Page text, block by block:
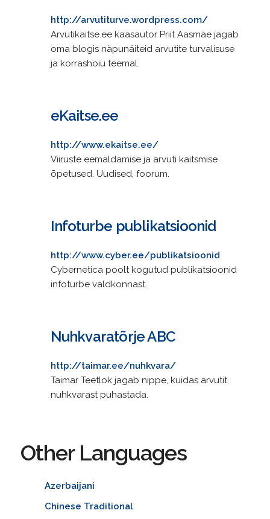
http://arvutiturve.wordpress.com/
Arvutikaitse.ee kaasautor Priit Aasmäe jagab
oma blogis näpunäiteid arvutite turvalisuse
ja korrashoiu teemal.
eKaitse.ee
http://www.ekaitse.ee/
Viiruste eemaldamise ja arvuti kaitsmise
õpetused. Uudised, foorum.
Infoturbe publikatsioonid
http://www.cyber.ee/publikatsioonid
Cybernetica poolt kogutud publikatsioonid
infoturbe valdkonnast.
Nuhkvaratõrje ABC
http://taimar.ee/nuhkvara/
Taimar Teetlok jagab nippe, kuidas arvutit
nuhkvarast puhastada.
Other Languages
Azerbaijani
Chinese Traditional